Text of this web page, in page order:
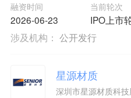
融资时间
2026-06-23
当前轮次
IPO上市
涉及机构： 公开发行
星源材质
深圳市星源材质科